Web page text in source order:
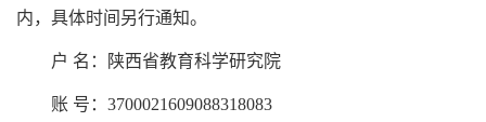
内，具体时间另行通知。
户 名：陕西省教育科学研究院
账 号：3700021609088318083